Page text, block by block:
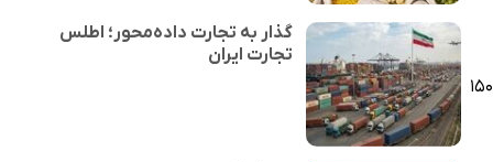
«دولت بنایی بر تغییر قیمت ندارد یعنی در حال حاضر نرخ بنزین با دو قیمت ۱۵۰۰
گذار به تجارت داده‌محور؛ اطلس
تجارت ایران